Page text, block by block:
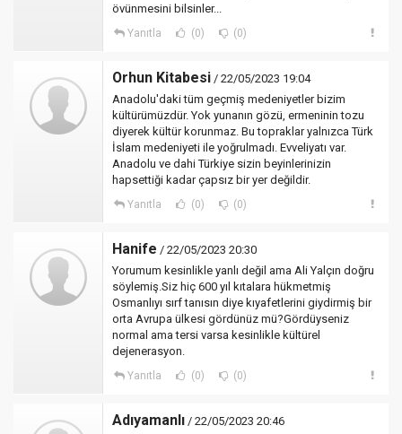
övünmesini bilsinler...
Yanıtla (0) (0)
Orhun Kitabesi / 22/05/2023 19:04
Anadolu'daki tüm geçmiş medeniyetler bizim
kültürümüzdür. Yok yunanın gözü, ermeninin tozu
diyerek kültür korunmaz. Bu topraklar yalnızca Türk
İslam medeniyeti ile yoğrulmadı. Evveliyatı var.
Anadolu ve dahi Türkiye sizin beyinlerinizin
hapsettiği kadar çapsız bir yer değildir.
Yanıtla (0) (0)
Hanife / 22/05/2023 20:30
Yorumum kesinlikle yanlı değil ama Ali Yalçın doğru
söylemiş.Siz hiç 600 yıl kıtalara hükmetmiş
Osmanlıyı sırf tanısın diye kıyafetlerini giydirmiş bir
orta Avrupa ülkesi gördünüz mü?Gördüyseniz
normal ama tersi varsa kesinlikle kültürel
dejenerasyon.
Yanıtla (0) (0)
Adıyamanlı / 22/05/2023 20:46